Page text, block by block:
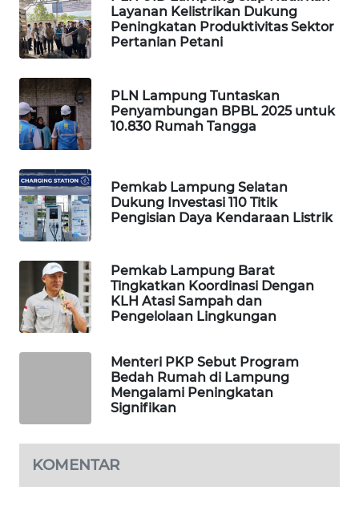
Layanan Kelistrikan Dukung
Peningkatan Produktivitas Sektor
Pertanian Petani
PLN Lampung Tuntaskan
Penyambungan BPBL 2025 untuk
10.830 Rumah Tangga
Pemkab Lampung Selatan
Dukung Investasi 110 Titik
Pengisian Daya Kendaraan Listrik
Pemkab Lampung Barat
Tingkatkan Koordinasi Dengan
KLH Atasi Sampah dan
Pengelolaan Lingkungan
Menteri PKP Sebut Program
Bedah Rumah di Lampung
Mengalami Peningkatan
Signifikan
KOMENTAR
ID
MAWAKA
MARTABAT
NET
PLN
WATCH
MKLI
LPKKI
LKKI
KOPEKLIN
FORWAMKI